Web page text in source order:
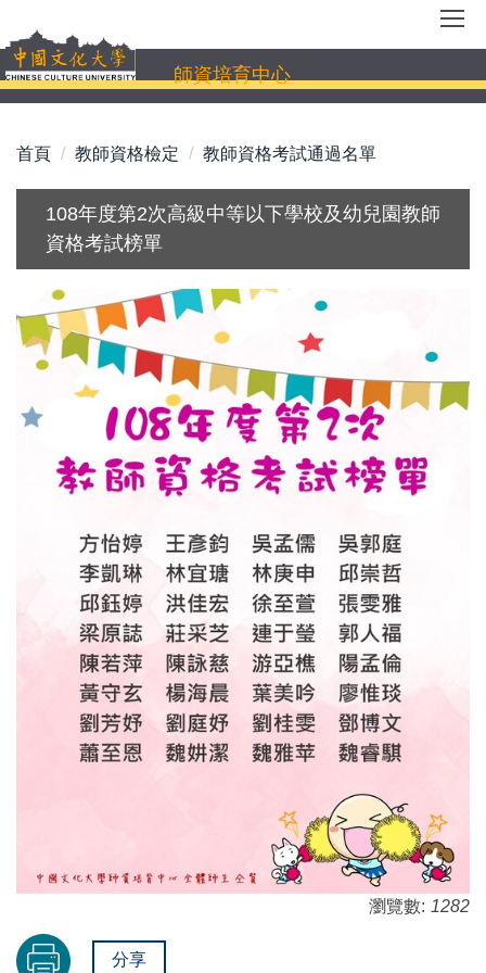
到
主
要
容
師資培育中心
首頁 教師資格檢定 教師資格考試通過名單
108年度第2次高級中等以下學校及幼兒園教師
資格考試榜單
瀏覽數: 1282
分享